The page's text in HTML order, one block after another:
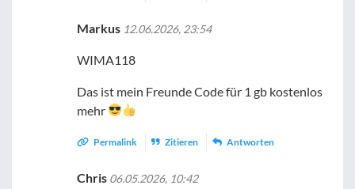
Markus 12.06.2026, 23:54
WIMA118
Das ist mein Freunde Code für 1 gb kostenlos
mehr
Permalink Zitieren Antworten
Chris 06.05.2026, 10:42